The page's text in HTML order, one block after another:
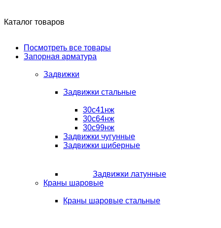
Каталог товаров
Посмотреть все товары
Запорная арматура
Задвижки
Задвижки стальные
30с41нж
30с64нж
30с99нж
Задвижки чугунные
Задвижки шиберные
Задвижки латунные
Краны шаровые
Краны шаровые стальные